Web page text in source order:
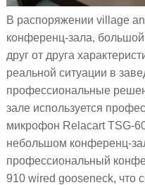
В распоряжении village
конференц-зала,
друг от друга
реальной ситуации в
профессиональные
зале используется
микрофон Relacart TSG-
небольшом конференц-
профессиональный
910 wired gooseneck, что